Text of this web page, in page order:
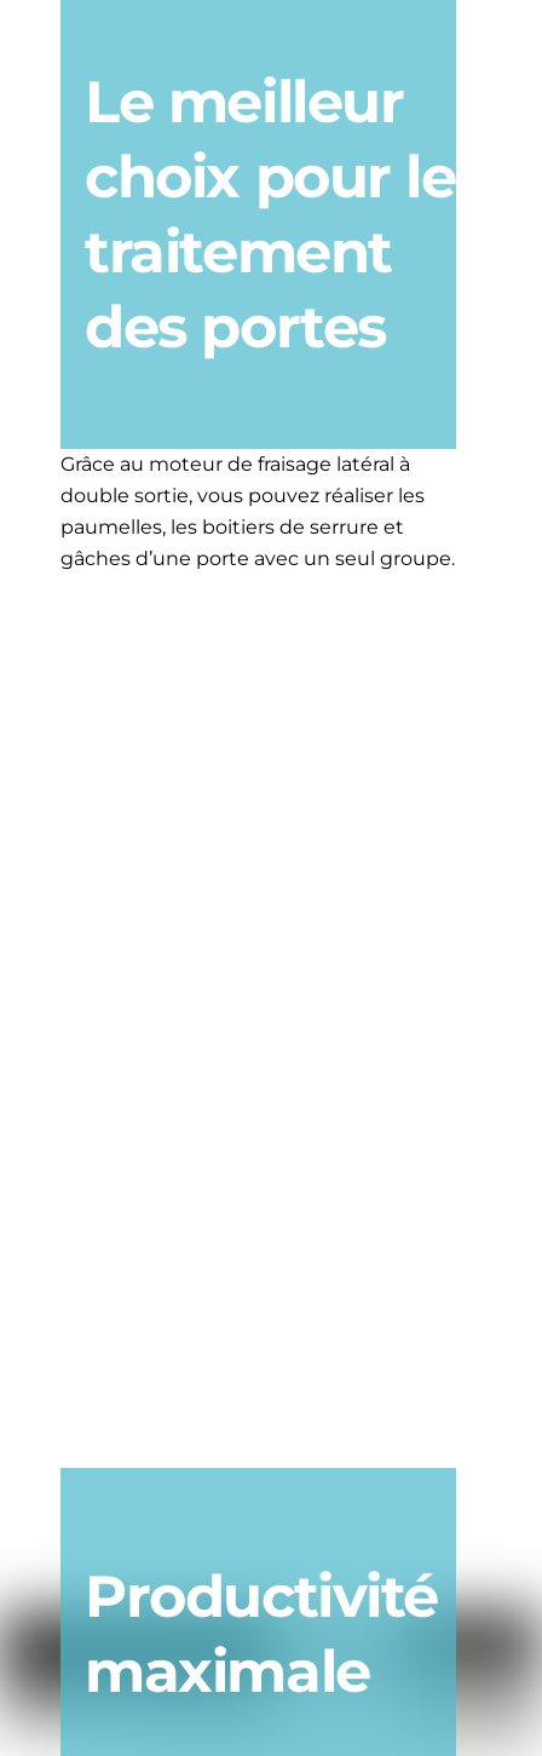
Le meilleur
choix pour le
traitement
des portes
Grâce au moteur de fraisage latéral à
double sortie, vous pouvez réaliser les
paumelles, les boitiers de serrure et
gâches d’une porte avec un seul groupe.
Productivité
maximale